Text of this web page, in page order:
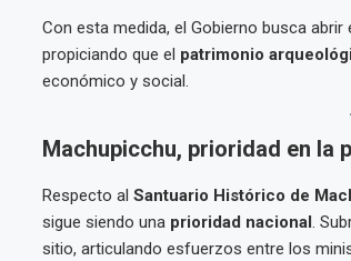
Con esta medida, el Gobierno busca
propiciando que el patrimonio
económico y social.
Machupicchu, prioridad en la
Respecto al Santuario Histórico de
sigue siendo una prioridad nacional.
sitio, articulando esfuerzos entre los